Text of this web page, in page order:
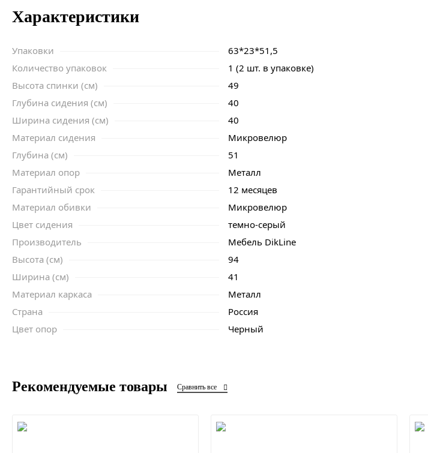
Характеристики
Упаковки
63*23*51,5
Количество упаковок
1 (2 шт. в упаковке)
Высота спинки (см)
49
Глубина сидения (см)
40
Ширина сидения (см)
40
Материал сидения
Микровелюр
Глубина (см)
51
Материал опор
Металл
Гарантийный срок
12 месяцев
Материал обивки
Микровелюр
Цвет сидения
темно-серый
Производитель
Мебель DikLine
Высота (см)
94
Ширина (см)
41
Материал каркаса
Металл
Страна
Россия
Цвет опор
Черный
Рекомендуемые товары Сравнить все